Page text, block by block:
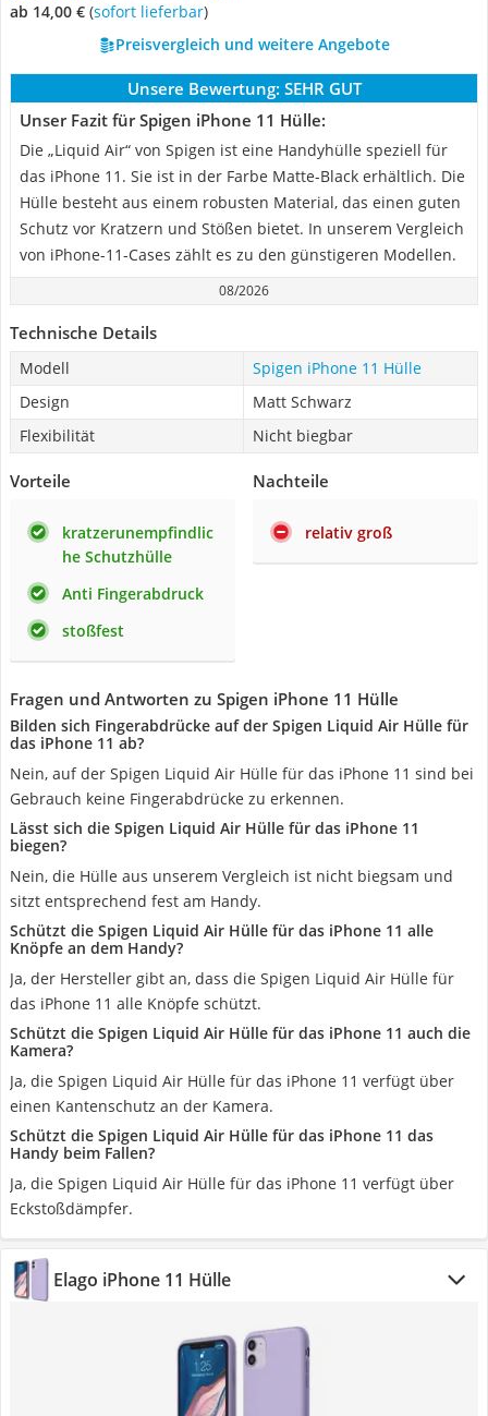
ab 14,00 € ( Sofort lieferbar)
Preisvergleich und weitere Angebote
Unsere Bewertung: SEHR GUT
Unser Fazit für Spigen iPhone 11 Hülle:
Die „Liquid Air“ von Spigen ist eine Handyhülle speziell für
das iPhone 11. Sie ist in der Farbe Matte-Black erhältlich. Die
Hülle besteht aus einem robusten Material, das einen guten
Schutz vor Kratzern und Stößen bietet. In unserem Vergleich
von iPhone-11-Cases zählt es zu den günstigeren Modellen.
08/2026
Technische Details
Modell
Spigen iPhone 11 Hülle
Design
Matt Schwarz
Flexibilität
Nicht biegbar
Vorteile
kratzerunempfindlic
he Schutzhülle
Anti Fingerabdruck
stoßfest
Nachteile
relativ groß
Fragen und Antworten zu Spigen iPhone 11 Hülle
Bilden sich Fingerabdrücke auf der Spigen Liquid Air Hülle für
das iPhone 11 ab?
Nein, auf der Spigen Liquid Air Hülle für das iPhone 11 sind bei
Gebrauch keine Fingerabdrücke zu erkennen.
Lässt sich die Spigen Liquid Air Hülle für das iPhone 11
biegen?
Nein, die Hülle aus unserem Vergleich ist nicht biegsam und
sitzt entsprechend fest am Handy.
Schützt die Spigen Liquid Air Hülle für das iPhone 11 alle
Knöpfe an dem Handy?
Ja, der Hersteller gibt an, dass die Spigen Liquid Air Hülle für
das iPhone 11 alle Knöpfe schützt.
Schützt die Spigen Liquid Air Hülle für das iPhone 11 auch die
Kamera?
Ja, die Spigen Liquid Air Hülle für das iPhone 11 verfügt über
einen Kantenschutz an der Kamera.
Schützt die Spigen Liquid Air Hülle für das iPhone 11 das
Handy beim Fallen?
Ja, die Spigen Liquid Air Hülle für das iPhone 11 verfügt über
Eckstoßdämpfer.
Elago iPhone 11 Hülle